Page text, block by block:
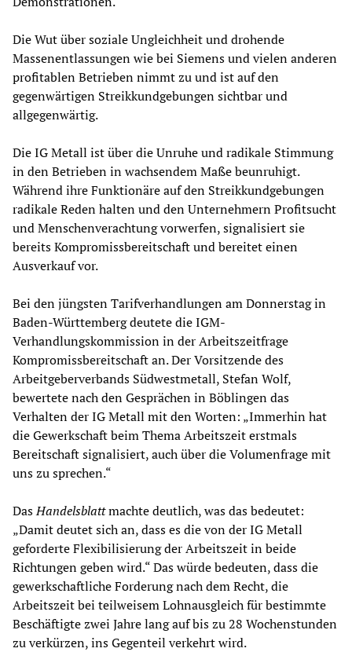
Die Wut über soziale Ungleichheit und drohende
Massenentlassungen wie bei Siemens und vielen anderen
profitablen Betrieben nimmt zu und ist auf den
gegenwärtigen Streikkundgebungen sichtbar und
allgegenwärtig.
Die IG Metall ist über die Unruhe und radikale Stimmung
in den Betrieben in wachsendem Maße beunruhigt.
Während ihre Funktionäre auf den Streikkundgebungen
radikale Reden halten und den Unternehmern Profitsucht
und Menschenverachtung vorwerfen, signalisiert sie
bereits Kompromissbereitschaft und bereitet einen
Ausverkauf vor.
Bei den jüngsten Tarifverhandlungen am Donnerstag in
Baden-Württemberg deutete die IGM-
Verhandlungskommission in der Arbeitszeitfrage
Kompromissbereitschaft an. Der Vorsitzende des
Arbeitgeberverbands Südwestmetall, Stefan Wolf,
bewertete nach den Gesprächen in Böblingen das
Verhalten der IG Metall mit den Worten: „Immerhin hat
die Gewerkschaft beim Thema Arbeitszeit erstmals
Bereitschaft signalisiert, auch über die Volumenfrage mit
uns zu sprechen.“
DasHandelsblattmachte deutlich, was das bedeutet:
„Damit deutet sich an, dass es die von der IG Metall
geforderte Flexibilisierung der Arbeitszeit in beide
Richtungen geben wird.“ Das würde bedeuten, dass die
gewerkschaftliche Forderung nach dem Recht, die
Arbeitszeit bei teilweisem Lohnausgleich für bestimmte
Beschäftigte zwei Jahre lang auf bis zu 28 Wochenstunden
zu verkürzen, ins Gegenteil verkehrt wird.